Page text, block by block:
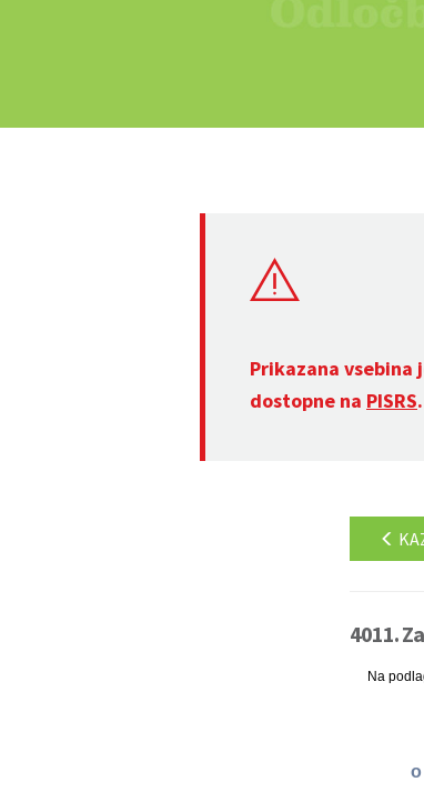
Prikazana vsebina
dostopne na PISRS.
4011.
Na